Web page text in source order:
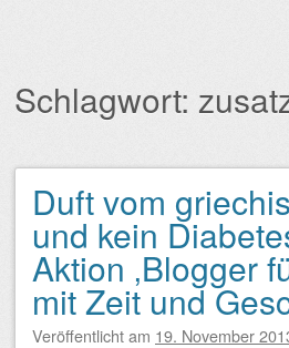
Schlagwort:
Beitragsnavigation
Duft vom
und kein
Aktion ‚Blogger
mit Zeit und
Veröffentlicht am 19. November